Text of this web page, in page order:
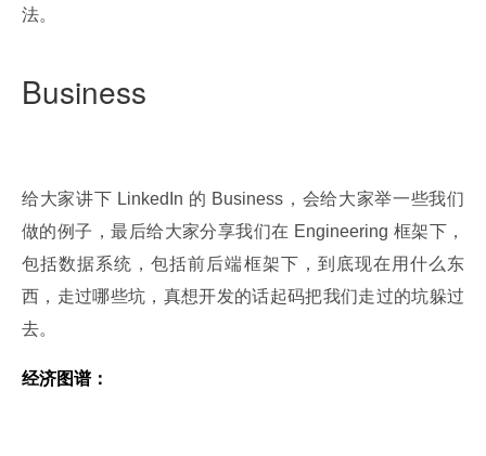
法。
Business
给大家讲下 LinkedIn 的 Business，会给大家举一些我们
做的例子，最后给大家分享我们在 Engineering 框架下，
包括数据系统，包括前后端框架下，到底现在用什么东
西，走过哪些坑，真想开发的话起码把我们走过的坑躲过
去。
经济图谱：